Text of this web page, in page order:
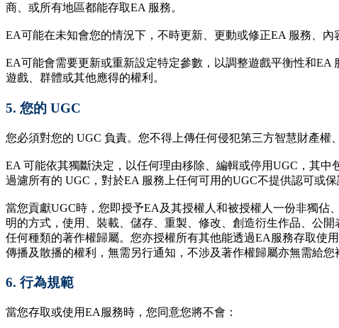
商、或所有地區都能存取EA 服務。
EA可能在未知會您的情況下，不時更新、更動或修正EA 服務、
EA可能會需要更新或重新設定特定參數，以調整遊戲平衡性和EA
遊戲、群體或其他應得的權利。
5. 您的 UGC
您必須對您的 UGC 負責。您不得上傳任何侵犯第三方智慧財產權
EA 可能依其獨斷決定，以任何理由移除、編輯或停用UGC，其
過濾所有的 UGC，對於EA 服務上任何可用的UGC不提供認可或保
當您貢獻UGC時，您即授予EA及其授權人和被授權人一份非獨
明的方式，使用、裝載、儲存、重製、修改、創造衍生作品、公
任何種類的著作權歸屬。您亦授權所有其他能透過EA服務存取使
傳播及散播的權利，無需另行通知，不涉及著作權歸屬亦無需給您
6. 行為規範
當您存取或使用EA服務時，您同意您將不會：